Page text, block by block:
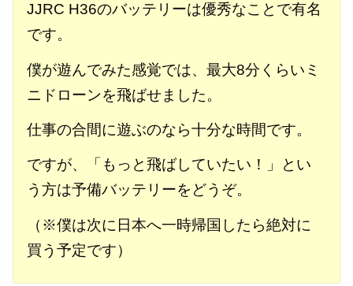
JJRC H36のバッテリーは優秀なことで有名
です。
僕が遊んでみた感覚では、最大8分くらいミ
ニドローンを飛ばせました。
仕事の合間に遊ぶのなら十分な時間です。
ですが、「もっと飛ばしていたい！」とい
う方は予備バッテリーをどうぞ。
（※僕は次に日本へ一時帰国したら絶対に
買う予定です）